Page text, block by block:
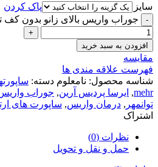
سایز
پاک کردن
جوراب واریس بالای زانو بدون کف
افزودن به سبد خرید
مقایسه
فهرست علاقه مندی ها
شناسه محصول: نامعلوم دسته:
mehr
, ایرسا پردیس آرین, جوراب
توانمهر , درمان واریس, ساپورت های
اشتراک
نظرات (0)
حمل و نقل و تحویل